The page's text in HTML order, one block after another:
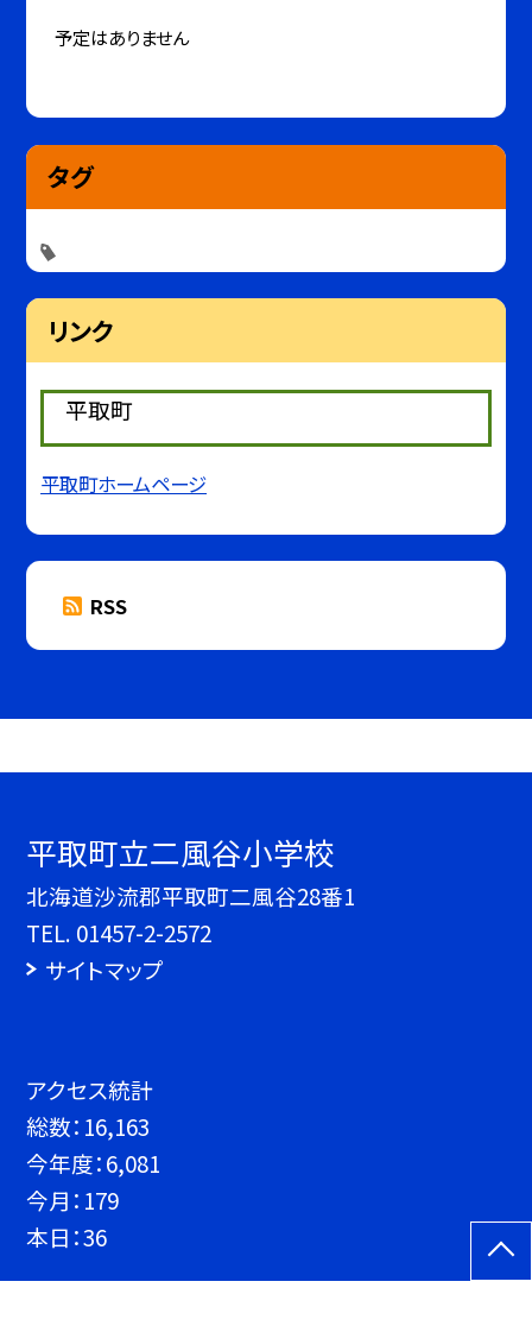
予定はありません
タグ
リンク
平取町
平取町ホームページ
RSS
平取町立二風谷小学校
北海道沙流郡平取町二風谷28番1
TEL. 01457-2-2572
サイトマップ
アクセス統計
総数： 16,163
今年度：6,081
今月： 179
本日：36